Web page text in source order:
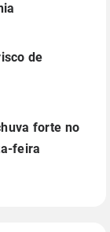
de
forte no
feira